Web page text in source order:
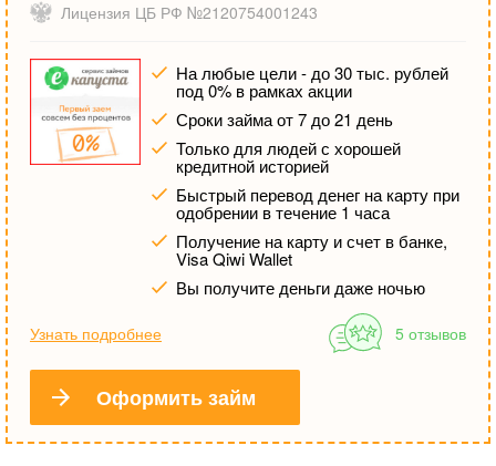
Лицензия ЦБ РФ №2120754001243
На любые цели - до 30 тыс. рублей
под 0% в рамках акции
Сроки займа от 7 до 21 день
Только для людей с хорошей
кредитной историей
Быстрый перевод денег на карту при
одобрении в течение 1 часа
Получение на карту и счет в банке,
Visa Qiwi Wallet
Вы получите деньги даже ночью
Узнать подробнее 5 отзывов
Оформить займ